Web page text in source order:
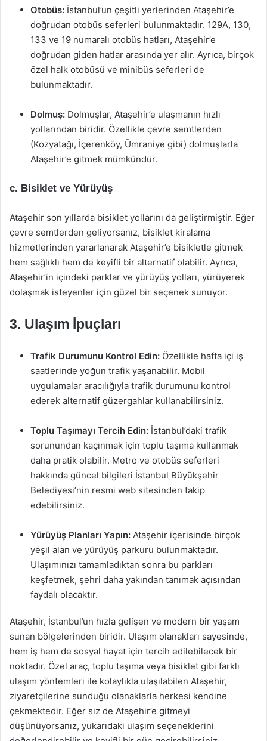
Otobüs: İstanbul’un çeşitli yerlerinden Ataşehir’e
doğrudan otobüs seferleri bulunmaktadır. 129A, 130,
133 ve 19 numaralı otobüs hatları, Ataşehir’e
doğrudan giden hatlar arasında yer alır. Ayrıca, birçok
özel halk otobüsü ve minibüs seferleri de
bulunmaktadır.
Dolmuş: Dolmuşlar, Ataşehir’e ulaşmanın hızlı
yollarından biridir. Özellikle çevre semtlerden
(Kozyatağı, İçerenköy, Ümraniye gibi) dolmuşlarla
Ataşehir’e gitmek mümkündür.
c. Bisiklet ve Yürüyüş
Ataşehir son yıllarda bisiklet yollarını da geliştirmiştir. Eğer
çevre semtlerden geliyorsanız, bisiklet kiralama
hizmetlerinden yararlanarak Ataşehir’e bisikletle gitmek
hem sağlıklı hem de keyifli bir alternatif olabilir. Ayrıca,
Ataşehir’in içindeki parklar ve yürüyüş yolları, yürüyerek
dolaşmak isteyenler için güzel bir seçenek sunuyor.
3. Ulaşım İpuçları
Trafik Durumunu Kontrol Edin: Özellikle hafta içi iş
saatlerinde yoğun trafik yaşanabilir. Mobil
uygulamalar aracılığıyla trafik durumunu kontrol
ederek alternatif güzergahlar kullanabilirsiniz.
Toplu Taşımayı Tercih Edin: İstanbul’daki trafik
sorunundan kaçınmak için toplu taşıma kullanmak
daha pratik olabilir. Metro ve otobüs seferleri
hakkında güncel bilgileri İstanbul Büyükşehir
Belediyesi’nin resmi web sitesinden takip
edebilirsiniz.
Yürüyüş Planları Yapın: Ataşehir içerisinde birçok
yeşil alan ve yürüyüş parkuru bulunmaktadır.
Ulaşımınızı tamamladıktan sonra bu parkları
keşfetmek, şehri daha yakından tanımak açısından
faydalı olacaktır.
Ataşehir, İstanbul’un hızla gelişen ve modern bir yaşam
sunan bölgelerinden biridir. Ulaşım olanakları sayesinde,
hem iş hem de sosyal hayat için tercih edilebilecek bir
noktadır. Özel araç, toplu taşıma veya bisiklet gibi farklı
ulaşım yöntemleri ile kolaylıkla ulaşılabilen Ataşehir,
ziyaretçilerine sunduğu olanaklarla herkesi kendine
çekmektedir. Eğer siz de Ataşehir’e gitmeyi
düşünüyorsanız, yukarıdaki ulaşım seçeneklerini